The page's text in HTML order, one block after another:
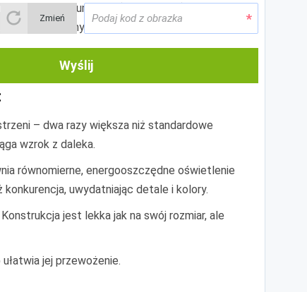
Zmień
Wyślij
z grubego aluminium (profil 12 cm) zapewnia
(zalecany rozmiar 12x3 mm), całość
– dwa razy większa niż standardowe
wzrok z daleka.
równomierne, energooszczędne oświetlenie
uwydatniając detale i kolory.
jest lekka jak na swój rozmiar, ale
jej przewożenie.